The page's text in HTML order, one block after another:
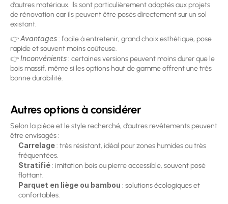
d’autres matériaux. Ils sont particulièrement adaptés aux projets
de rénovation car ils peuvent être posés directement sur un sol
existant.
👉 Avantages : facile à entretenir, grand choix esthétique, pose
rapide et souvent moins coûteuse.
👉 Inconvénients : certaines versions peuvent moins durer que le
bois massif, même si les options haut de gamme offrent une très
bonne durabilité.
Autres options à considérer
Selon la pièce et le style recherché, d’autres revêtements peuvent
être envisagés :
Carrelage : très résistant, idéal pour zones humides ou très
fréquentées.
Stratifié : imitation bois ou pierre accessible, souvent posé
flottant.
Parquet en liège ou bambou : solutions écologiques et
confortables.